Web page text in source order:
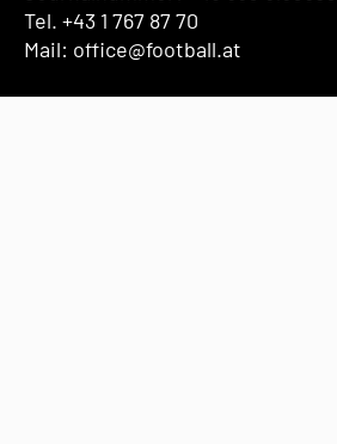
Tel. +43 1 767 87 70
Mail: office@football.at